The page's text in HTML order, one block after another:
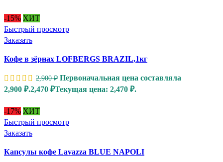
-15% ХИТ
Быстрый просмотр
Заказать
Кофе в зёрнах LOFBERGS BRAZIL,1кг
2,900₽ Первоначальная цена составляла
2,900 ₽.2,470 ₽Текущая цена: 2,470 ₽.
-17% ХИТ
Быстрый просмотр
Заказать
Капсулы кофе Lavazza BLUE NAPOLI